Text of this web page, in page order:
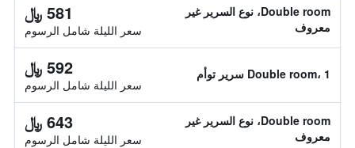
Double room، نوع السرير غير
معروف
581 ﷼
سعر الليلة شامل الرسوم
Double room، 1 سرير توأم 592 ﷼
سعر الليلة شامل الرسوم
Double room، نوع السرير غير
معروف
643 ﷼
سعر الليلة شامل الرسوم